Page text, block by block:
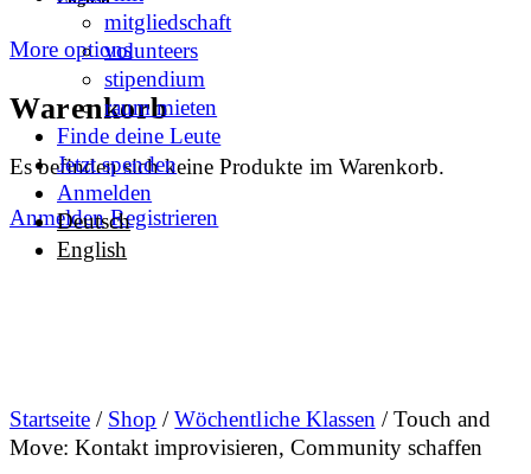
More options
Warenkorb
Es befinden sich keine Produkte im Warenkorb.
Anmelden Registrieren
mitgliedschaft
volunteers
stipendium
raum mieten
Finde deine Leute
Jetzt spenden
Anmelden
Deutsch
English
Startseite / Shop /Wöchentliche Klassen/ Touch and
Move: Kontakt improvisieren, Community schaffen